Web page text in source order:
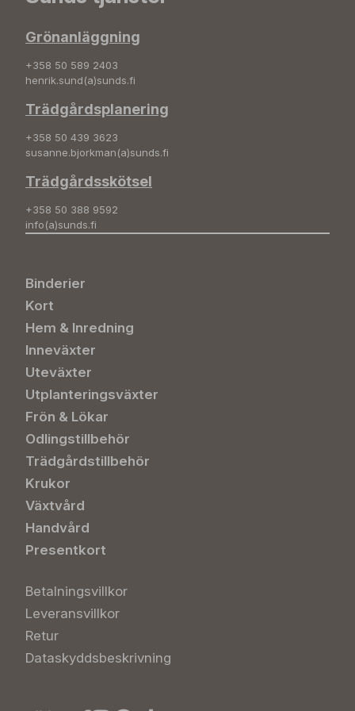
Grönanläggning
+358 50 589 2403
henrik.sund(a)sunds.fi
Trädgårdsplanering
+358 50 439 3623
susanne.bjorkman(a)sunds.fi
Trädgårdsskötsel
+358 50 388 9592
info(a)sunds.fi
Binderier
Kort
Hem & Inredning
Inneväxter
Uteväxter
Utplanteringsväxter
Frön & Lökar
Odlingstillbehör
Trädgårdstillbehör
Krukor
Växtvård
Handvård
Presentkort
Betalningsvillkor
Leveransvillkor
Retur
Dataskyddsbeskrivning